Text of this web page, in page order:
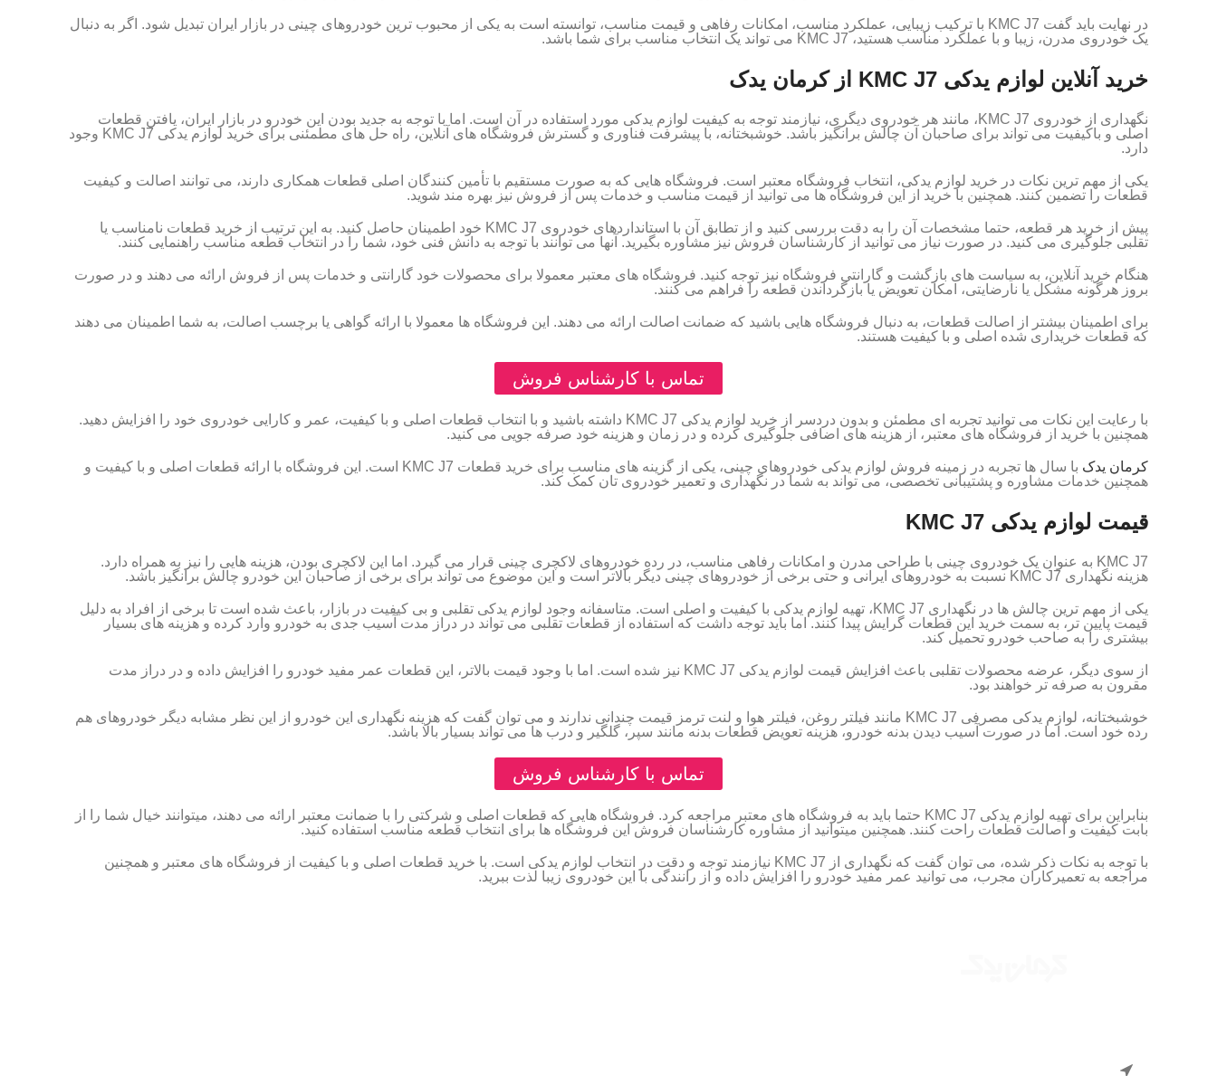
در نهایت باید گفت KMC J7 با ترکیب زیبایی، عملکرد مناسب، امکانات رفاهی و قیمت مناسب، توانسته است به یکی از محبوب ترین خودروهای چینی در بازار ایران تبدیل شود. اگر به دنبال
یک خودروی مدرن، زیبا و با عملکرد مناسب هستید، KMC J7 می تواند یک انتخاب مناسب برای شما باشد.
خرید آنلاین لوازم یدکی KMC J7 از کرمان یدک
نگهداری از خودروی KMC J7، مانند هر خودروی دیگری، نیازمند توجه به کیفیت لوازم یدکی مورد استفاده در آن است. اما با توجه به جدید بودن این خودرو در بازار ایران، یافتن قطعات
اصلی و باکیفیت می تواند برای صاحبان آن چالش برانگیز باشد. خوشبختانه، با پیشرفت فناوری و گسترش فروشگاه های آنلاین، راه حل های مطمئنی برای خرید لوازم یدکی KMC J7 وجود
دارد.
یکی از مهم ترین نکات در خرید لوازم یدکی، انتخاب فروشگاه معتبر است. فروشگاه هایی که به صورت مستقیم با تأمین کنندگان اصلی قطعات همکاری دارند، می توانند اصالت و کیفیت
قطعات را تضمین کنند. همچنین با خرید از این فروشگاه ها می توانید از قیمت مناسب و خدمات پس از فروش نیز بهره مند شوید.
پیش از خرید هر قطعه، حتما مشخصات آن را به دقت بررسی کنید و از تطابق آن با استانداردهای خودروی KMC J7 خود اطمینان حاصل کنید. به این ترتیب از خرید قطعات نامناسب یا
تقلبی جلوگیری می کنید. در صورت نیاز می توانید از کارشناسان فروش نیز مشاوره بگیرید. آنها می توانند با توجه به دانش فنی خود، شما را در انتخاب قطعه مناسب راهنمایی کنند.
هنگام خرید آنلاین، به سیاست های بازگشت و گارانتی فروشگاه نیز توجه کنید. فروشگاه های معتبر معمولا برای محصولات خود گارانتی و خدمات پس از فروش ارائه می دهند و در صورت
بروز هرگونه مشکل یا نارضایتی، امکان تعویض یا بازگرداندن قطعه را فراهم می کنند.
برای اطمینان بیشتر از اصالت قطعات، به دنبال فروشگاه هایی باشید که ضمانت اصالت ارائه می دهند. این فروشگاه ها معمولا با ارائه گواهی یا برچسب اصالت، به شما اطمینان می دهند
که قطعات خریداری شده اصلی و با کیفیت هستند.
تماس با کارشناس فروش
با رعایت این نکات می توانید تجربه ای مطمئن و بدون دردسر از خرید لوازم یدکی KMC J7 داشته باشید و با انتخاب قطعات اصلی و با کیفیت، عمر و کارایی خودروی خود را افزایش دهید.
همچنین با خرید از فروشگاه های معتبر، از هزینه های اضافی جلوگیری کرده و در زمان و هزینه خود صرفه جویی می کنید.
کرمان یدک
با سال ها تجربه در زمینه فروش لوازم یدکی خودروهای چینی، یکی از گزینه های مناسب برای خرید قطعات KMC J7 است. این فروشگاه با ارائه قطعات اصلی و با کیفیت و
همچنین خدمات مشاوره و پشتیبانی تخصصی، می تواند به شما در نگهداری و تعمیر خودروی تان کمک کند.
قیمت لوازم یدکی KMC J7
KMC J7 به عنوان یک خودروی چینی با طراحی مدرن و امکانات رفاهی مناسب، در رده خودروهای لاکچری چینی قرار می گیرد. اما این لاکچری بودن، هزینه هایی را نیز به همراه دارد.
هزینه نگهداری KMC J7 نسبت به خودروهای ایرانی و حتی برخی از خودروهای چینی دیگر بالاتر است و این موضوع می تواند برای برخی از صاحبان این خودرو چالش برانگیز باشد.
یکی از مهم ترین چالش ها در نگهداری KMC J7، تهیه لوازم یدکی با کیفیت و اصلی است. متاسفانه وجود لوازم یدکی تقلبی و بی کیفیت در بازار، باعث شده است تا برخی از افراد به دلیل
قیمت پایین تر، به سمت خرید این قطعات گرایش پیدا کنند. اما باید توجه داشت که استفاده از قطعات تقلبی می تواند در دراز مدت آسیب جدی به خودرو وارد کرده و هزینه های بسیار
بیشتری را به صاحب خودرو تحمیل کند.
از سوی دیگر، عرضه محصولات تقلبی باعث افزایش قیمت لوازم یدکی KMC J7 نیز شده است. اما با وجود قیمت بالاتر، این قطعات عمر مفید خودرو را افزایش داده و در دراز مدت
مقرون به صرفه تر خواهند بود.
خوشبختانه، لوازم یدکی مصرفی KMC J7 مانند فیلتر روغن، فیلتر هوا و لنت ترمز قیمت چندانی ندارند و می توان گفت که هزینه نگهداری این خودرو از این نظر مشابه دیگر خودروهای هم
رده خود است. اما در صورت آسیب دیدن بدنه خودرو، هزینه تعویض قطعات بدنه مانند سپر، گلگیر و درب ها می تواند بسیار بالا باشد.
تماس با کارشناس فروش
بنابراین برای تهیه لوازم یدکی KMC J7 حتما باید به فروشگاه های معتبر مراجعه کرد. فروشگاه هایی که قطعات اصلی و شرکتی را با ضمانت معتبر ارائه می دهند، میتوانند خیال شما را از
بابت کیفیت و اصالت قطعات راحت کنند. همچنین میتوانید از مشاوره کارشناسان فروش این فروشگاه ها برای انتخاب قطعه مناسب استفاده کنید.
با توجه به نکات ذکر شده، می توان گفت که نگهداری از KMC J7 نیازمند توجه و دقت در انتخاب لوازم یدکی است. با خرید قطعات اصلی و با کیفیت از فروشگاه های معتبر و همچنین
مراجعه به تعمیرکاران مجرب، می توانید عمر مفید خودرو را افزایش داده و از رانندگی با این خودروی زیبا لذت ببرید.